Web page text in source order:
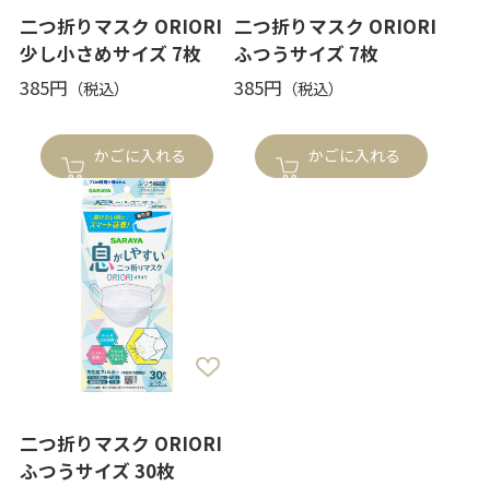
二つ折りマスク ORIORI
少し小さめサイズ 7枚
385円
かごに入れる
二つ折りマスク ORIORI
ふつうサイズ 7枚
385円
かごに入れる
二つ折りマスク ORIORI
ふつうサイズ 30枚